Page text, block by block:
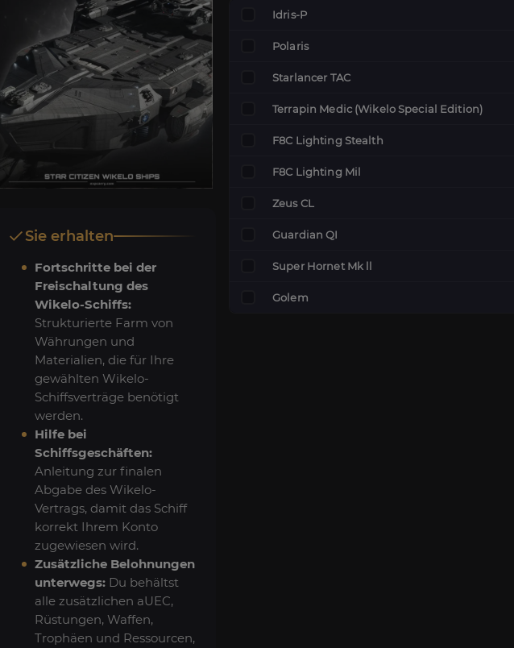
Idris-P
Polaris
Starlancer TAC
Terrapin Medic (Wikelo Special Edition)
F8C Lighting Stealth
F8C Lighting Mil
Zeus CL
Guardian QI
Super Hornet Mk ll
Golem
Sie erhalten
Fortschritte bei der
Freischaltung des
Wikelo-Schiffs:
Strukturierte Farm von
Währungen und
Materialien, die für Ihre
gewählten Wikelo-
Schiffsverträge benötigt
werden.
Hilfe bei
Schiffsgeschäften:
Anleitung zur finalen
Abgabe des Wikelo-
Vertrags, damit das Schiff
korrekt Ihrem Konto
zugewiesen wird.
Zusätzliche Belohnungen
unterwegs: Du behältst
alle zusätzlichen aUEC,
Rüstungen, Waffen,
Trophäen und Ressourcen,